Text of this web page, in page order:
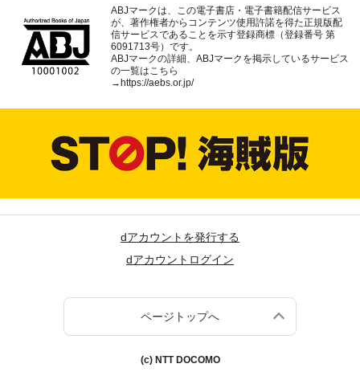
ABJマークは、この電子書店・電子書籍配信サービス
が、著作権者からコンテンツ使用許諾を得た正規版配
信サービスであることを示す登録商標（登録番号 第
6091713号）です。
ABJマークの詳細、ABJマークを掲示しているサービス
の一覧はこちら
→https://aebs.or.jp/
dアカウントを発行する
dアカウントログイン
ページトップへ
(c) NTT DOCOMO